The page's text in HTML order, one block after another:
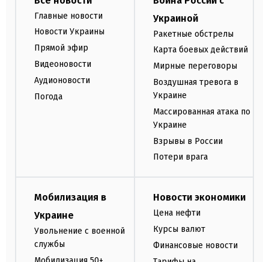
Главные новости
Новости Украины
Прямой эфир
Видеоновости
Аудионовости
Погода
Украиной
Ракетные обстрелы
Карта боевых действий
Мирные переговоры
Воздушная тревога в
Украине
Массированная атака по
Украине
Взрывы в России
Потери врага
Мобилизация в
Украине
Увольнение с военной
службы
Новости экономики
Цена нефти
Курсы валют
Финансовые новости